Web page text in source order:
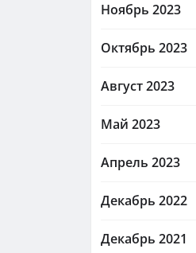
Ноябрь 2023
Октябрь 2023
Август 2023
Май 2023
Апрель 2023
Декабрь 2022
Декабрь 2021